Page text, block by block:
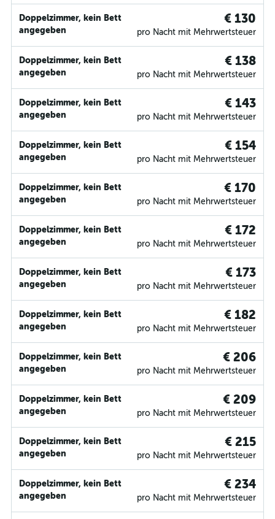
Doppelzimmer, kein Bett
angegeben
€ 130
pro Nacht mit Mehrwertsteuer
Doppelzimmer, kein Bett
angegeben
€ 138
pro Nacht mit Mehrwertsteuer
Doppelzimmer, kein Bett
angegeben
€ 143
pro Nacht mit Mehrwertsteuer
Doppelzimmer, kein Bett
angegeben
€ 154
pro Nacht mit Mehrwertsteuer
Doppelzimmer, kein Bett
angegeben
€ 170
pro Nacht mit Mehrwertsteuer
Doppelzimmer, kein Bett
angegeben
€ 172
pro Nacht mit Mehrwertsteuer
Doppelzimmer, kein Bett
angegeben
€ 173
pro Nacht mit Mehrwertsteuer
Doppelzimmer, kein Bett
angegeben
€ 182
pro Nacht mit Mehrwertsteuer
Doppelzimmer, kein Bett
angegeben
€ 206
pro Nacht mit Mehrwertsteuer
Doppelzimmer, kein Bett
angegeben
€ 209
pro Nacht mit Mehrwertsteuer
Doppelzimmer, kein Bett
angegeben
€ 215
pro Nacht mit Mehrwertsteuer
Doppelzimmer, kein Bett
angegeben
€ 234
pro Nacht mit Mehrwertsteuer